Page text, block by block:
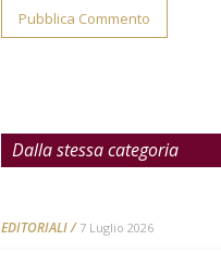
Dalla stessa categoria
EDITORIALI 7 Luglio 2026